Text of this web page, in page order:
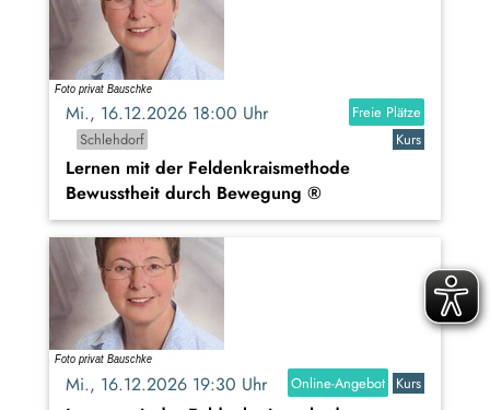
Mi., 16.12.2026 18:00 Uhr
Freie Plätze
Schlehdorf
Kurs
Lernen mit der Feldenkraismethode
Bewusstheit durch Bewegung ®
Mi., 16.12.2026 19:30 Uhr Online-Angebot Kurs